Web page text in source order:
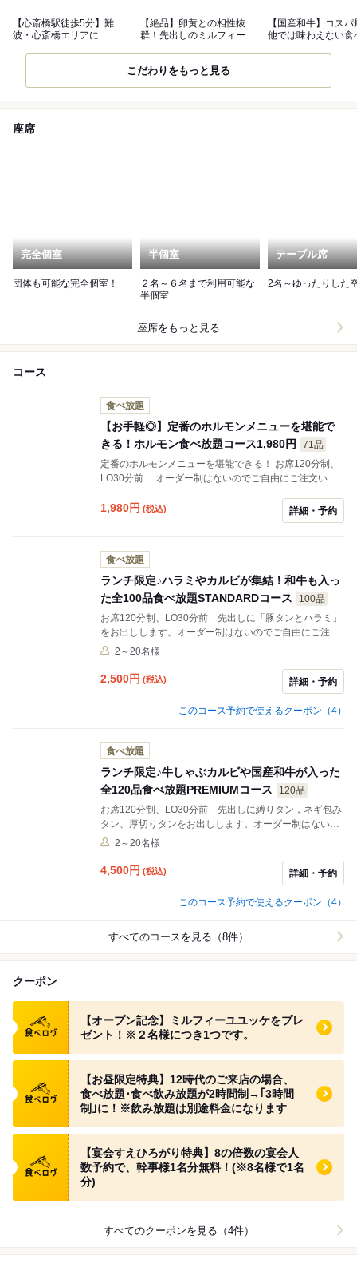
【心斎橋駅徒歩5分】難
波・心斎橋エリアに
【絶品】卵黄との相性抜
群！先出しのミルフィーユ
【国産和牛】コス
他では味わえない食
こだわりをもっと見る
座席
完全個室
団体も可能な完全個室！
半個室
２名～６名まで利用可能な
半個室
テーブル席
2名～ゆったりした
座席をもっと見る
コース
食べ放題
【お手軽◎】定番のホルモンメニューを堪能で
きる！ホルモン食べ放題コース1,980円
71品
定番のホルモンメニューを堪能できる！ お席120分制、
LO30分前 オーダー制はないのでご自由にご注文いた
+1100円(税込)/ソフトドリンク飲み放題 +550円(税込)
1,980円 (税込) 詳細・予約
食べ放題
ランチ限定♪ハラミやカルビが集結！和牛も入っ
た全100品食べ放題STANDARDコース
100品
お席120分制、LO30分前 先出しに「豚タンとハラミ」
をお出しします。オーダー制はないのでご自由にご注文
いただけます。 思う存分食べたい方は食べ放題を！！ ＋
リンク飲み放題！
2～20名様
2,500円 (税込) 詳細・予約
このコース予約で使えるクーポン（4）
食べ放題
ランチ限定♪牛しゃぶカルビや国産和牛が入った
全120品食べ放題PREMIUMコース
120品
お席120分制、LO30分前 先出しに縛りタン，ネギ包み
タン、厚切りタンをお出しします。オーダー制はないの
でご自由にご注文いただけます。 思う存分食べたい方は
￥550でソフトドリンク飲み放題！
2～20名様
4,500円 (税込) 詳細・予約
このコース予約で使えるクーポン（4）
すべてのコースを見る（8件）
クーポン
食べログ クーポン
【オープン記念】ミルフィーユユッケをプレ
ゼント！※２名様につき1つです。
食べログ クーポン
【お昼限定特典】12時代のご来店の場合、
食べ放題･食べ飲み放題が2時間制→｢3時間
制｣に！※飲み放題は別途料金になります
食べログ クーポン
【宴会すえひろがり特典】8の倍数の宴会人
数予約で、幹事様1名分無料！(※8名様で1名
分)
すべてのクーポンを見る（4件）